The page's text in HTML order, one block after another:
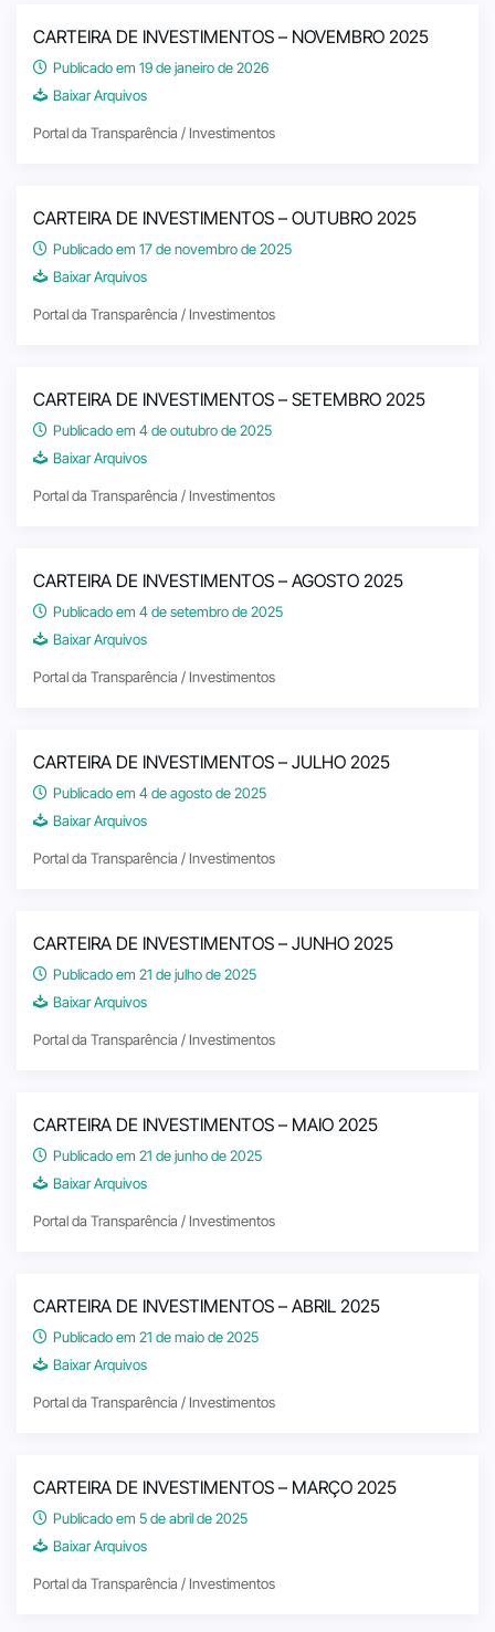
CARTEIRA DE INVESTIMENTOS – NOVEMBRO 2025
Publicado em 19 de janeiro de 2026
Baixar Arquivos
Portal da Transparência / Investimentos
CARTEIRA DE INVESTIMENTOS – OUTUBRO 2025
Publicado em 17 de novembro de 2025
Baixar Arquivos
Portal da Transparência / Investimentos
CARTEIRA DE INVESTIMENTOS – SETEMBRO 2025
Publicado em 4 de outubro de 2025
Baixar Arquivos
Portal da Transparência / Investimentos
CARTEIRA DE INVESTIMENTOS – AGOSTO 2025
Publicado em 4 de setembro de 2025
Baixar Arquivos
Portal da Transparência / Investimentos
CARTEIRA DE INVESTIMENTOS – JULHO 2025
Publicado em 4 de agosto de 2025
Baixar Arquivos
Portal da Transparência / Investimentos
CARTEIRA DE INVESTIMENTOS – JUNHO 2025
Publicado em 21 de julho de 2025
Baixar Arquivos
Portal da Transparência / Investimentos
CARTEIRA DE INVESTIMENTOS – MAIO 2025
Publicado em 21 de junho de 2025
Baixar Arquivos
Portal da Transparência / Investimentos
CARTEIRA DE INVESTIMENTOS – ABRIL 2025
Publicado em 21 de maio de 2025
Baixar Arquivos
Portal da Transparência / Investimentos
CARTEIRA DE INVESTIMENTOS – MARÇO 2025
Publicado em 5 de abril de 2025
Baixar Arquivos
Portal da Transparência / Investimentos